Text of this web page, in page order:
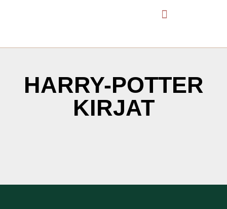
HARRY-POTTER
KIRJAT